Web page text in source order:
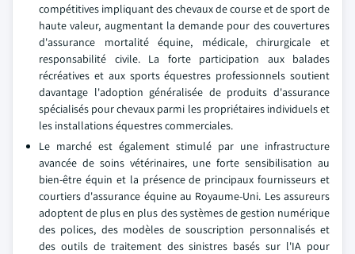
compétitives impliquant des chevaux de course et de sport de
haute valeur, augmentant la demande pour des couvertures
d'assurance mortalité équine, médicale, chirurgicale et
responsabilité civile. La forte participation aux balades
récréatives et aux sports équestres professionnels soutient
davantage l'adoption généralisée de produits d'assurance
spécialisés pour chevaux parmi les propriétaires individuels et
les installations équestres commerciales.
Le marché est également stimulé par une infrastructure
avancée de soins vétérinaires, une forte sensibilisation au
bien-être équin et la présence de principaux fournisseurs et
courtiers d'assurance équine au Royaume-Uni. Les assureurs
adoptent de plus en plus des systèmes de gestion numérique
des polices, des modèles de souscription personnalisés et
des outils de traitement des sinistres basés sur l'IA pour